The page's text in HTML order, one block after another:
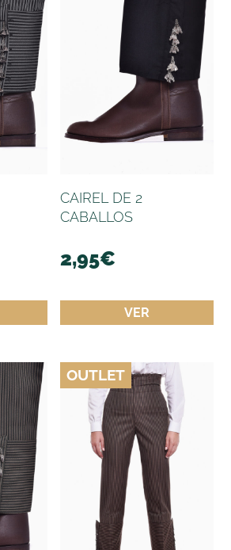
CAIREL DE 2
CABALLOS
2,95€
VER
OUTLET